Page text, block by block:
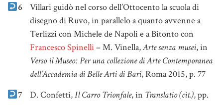
6
Villari guidò nel corso dell’Ottocento la scuola di
disegno di Ruvo, in parallelo a quanto avvenne a
Terlizzi con Michele de Napoli e a Bitonto con
Francesco Spinelli– M. Vinella,Arte senza musei, in
Verso il Museo: Per una collezione di Arte Contemporanea
dell’Accademia di Belle Arti di Bari, Roma 2015, p. 77
7
D. Confetti,Il Carro Trionfale, in Translatio (cit.), pp.